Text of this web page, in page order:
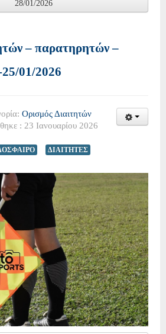
28/01/2026
– παρατηρητών –
01/2026
Ορισμός Διαιτητών
: 23 Ιανουαρίου 2026
ΔΙΑΙΤΗΤΕΣ